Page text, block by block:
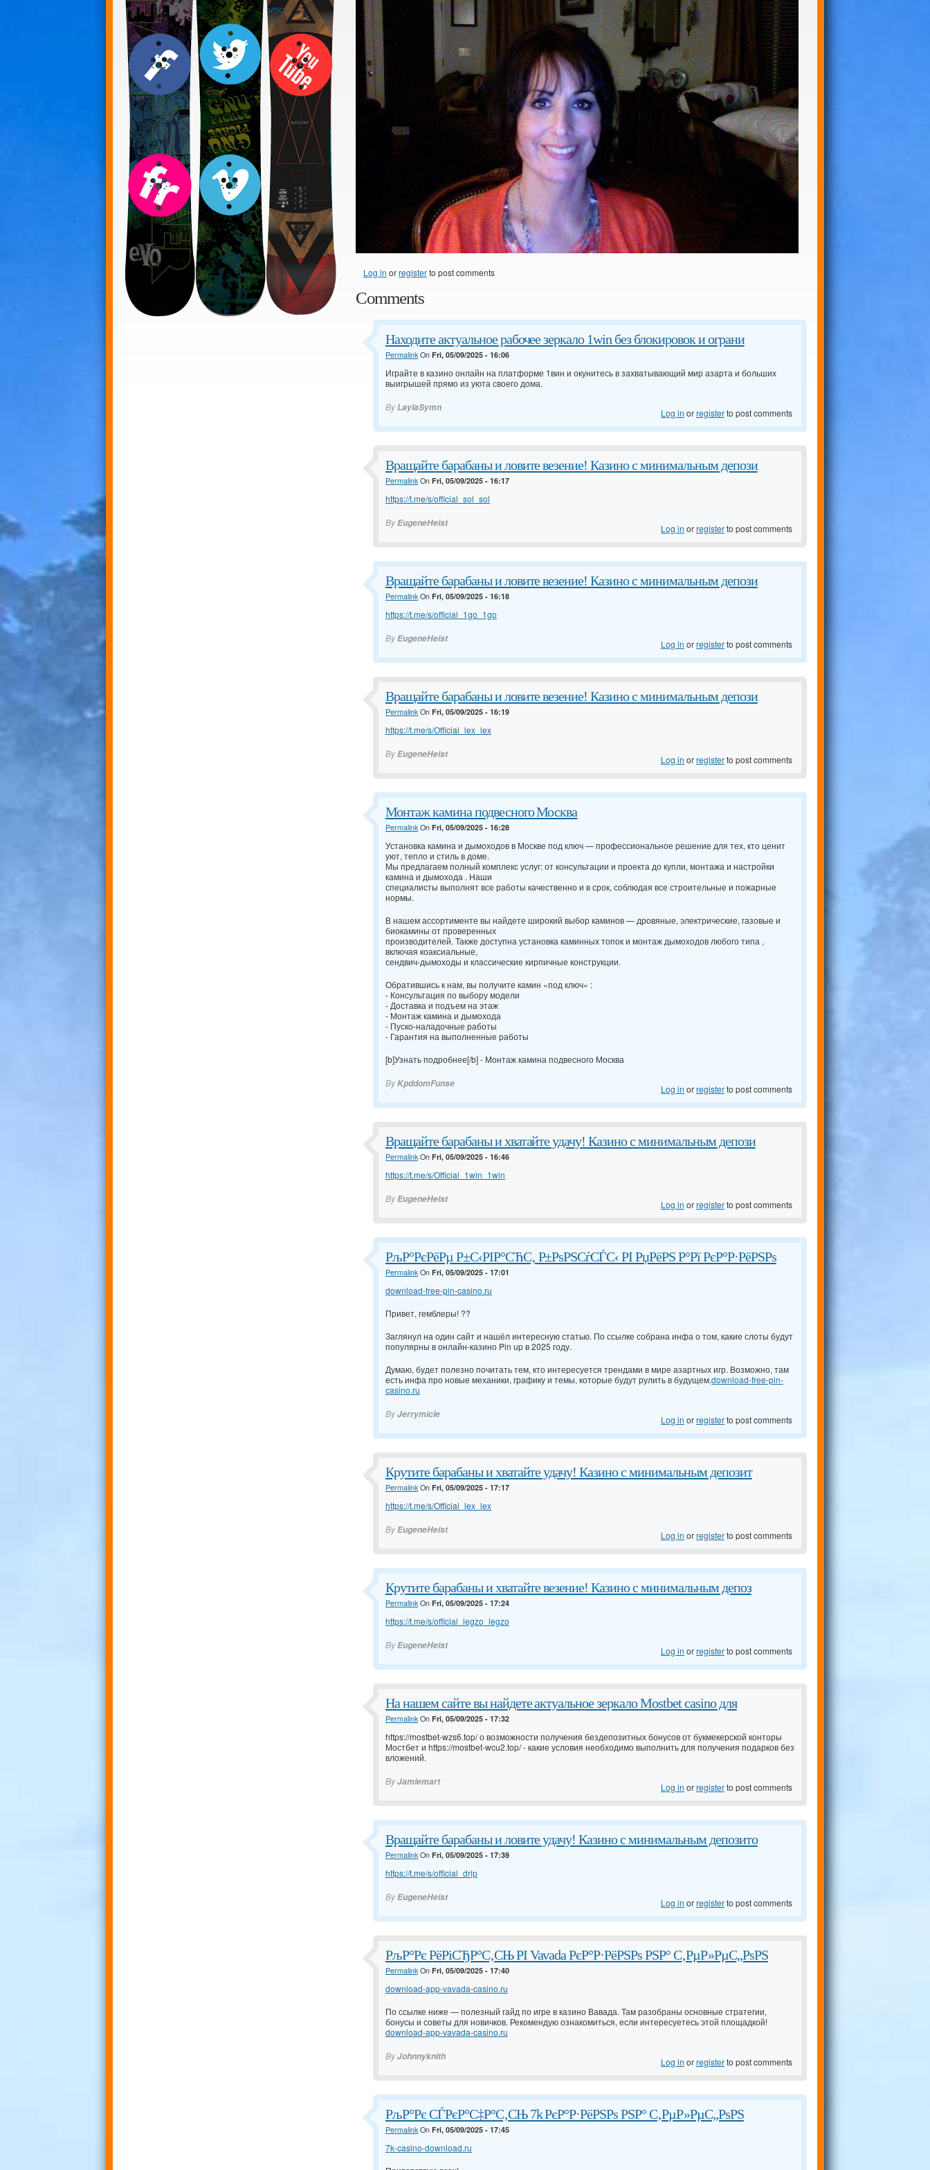
Log in orregisterto post comments
Comments
Находите актуальное рабочее зеркало 1win без блокировок и ограни
PermalinkOn Fri, 05/09/2025 - 16:06
Играйте в казино онлайн на платформе 1вин и окунитесь в захватывающий мир азарта и больших
выигрышей прямо из уюта своего дома.
ByLaylaSymn Log in orregisterto post comments
Вращайте барабаны и ловите везение! Казино с минимальным депози
PermalinkOn Fri, 05/09/2025 - 16:17
https://t.me/s/official_sol_sol
ByEugeneHeist Log in orregisterto post comments
Вращайте барабаны и ловите везение! Казино с минимальным депози
PermalinkOn Fri, 05/09/2025 - 16:18
https://t.me/s/official_1go_1go
ByEugeneHeist Log in orregisterto post comments
Вращайте барабаны и ловите везение! Казино с минимальным депози
PermalinkOn Fri, 05/09/2025 - 16:19
https://t.me/s/Official_lex_lex
ByEugeneHeist Log in orregisterto post comments
Монтаж камина подвесного Москва
PermalinkOn Fri, 05/09/2025 - 16:28
Установка камина и дымоходов в Москве под ключ — профессиональное решение для тех, кто ценит
уют, тепло и стиль в доме.
Мы предлагаем полный комплекс услуг: от консультации и проекта до купли, монтажа и настройки
камина и дымохода . Наши
специалисты выполнят все работы качественно и в срок, соблюдая все строительные и пожарные
нормы.
В нашем ассортименте вы найдете широкий выбор каминов — дровяные, электрические, газовые и
биокамины от проверенных
производителей. Также доступна установка каминных топок и монтаж дымоходов любого типа ,
включая коаксиальные,
сендвич-дымоходы и классические кирпичные конструкции.
Обратившись к нам, вы получите камин «под ключ» :
- Консультация по выбору модели
- Доставка и подъем на этаж
- Монтаж камина и дымохода
- Пуско-наладочные работы
- Гарантия на выполненные работы
[b]Узнать подробнее[/b] - Монтаж камина подвесного Москва
ByKpddomFunse Log in orregisterto post comments
Вращайте барабаны и хватайте удачу! Казино с минимальным депози
PermalinkOn Fri, 05/09/2025 - 16:46
https://t.me/s/Official_1win_1win
ByEugeneHeist Log in orregisterto post comments
РљР°РєРёРµ Р±С‹РІР°СЋС‚ Р±РѕРЅСѓСЃС‹ РІ РџРёРЅ Р°Рї РєР°Р·РёРЅРѕ
PermalinkOn Fri, 05/09/2025 - 17:01
download-free-pin-casino.ru
Привет, гемблеры! ??
Заглянул на один сайт и нашёл интересную статью. По ссылке собрана инфа о том, какие слоты будут
популярны в онлайн-казино Pin up в 2025 году.
Думаю, будет полезно почитать тем, кто интересуется трендами в мире азартных игр. Возможно, там
есть инфа про новые механики, графику и темы, которые будут рулить в будущем.download-free-pin-
casino.ru
ByJerrymicle Log in orregisterto post comments
Крутите барабаны и хватайте удачу! Казино с минимальным депозит
PermalinkOn Fri, 05/09/2025 - 17:17
https://t.me/s/Official_lex_lex
ByEugeneHeist Log in orregisterto post comments
Крутите барабаны и хватайте везение! Казино с минимальным депоз
PermalinkOn Fri, 05/09/2025 - 17:24
https://t.me/s/official_legzo_legzo
ByEugeneHeist Log in orregisterto post comments
На нашем сайте вы найдете актуальное зеркало Mostbet casino для
PermalinkOn Fri, 05/09/2025 - 17:32
https://mostbet-wzs6.top/ о возможности получения бездепозитных бонусов от букмекерской конторы
Мостбет и https://mostbet-wcu2.top/ - какие условия необходимо выполнить для получения подарков без
вложений.
ByJamiemart Log in orregisterto post comments
Вращайте барабаны и ловите удачу! Казино с минимальным депозито
PermalinkOn Fri, 05/09/2025 - 17:39
https://t.me/s/official_drip
ByEugeneHeist Log in orregisterto post comments
РљР°Рє РёРіСЂР°С‚СЊ РІ Vavada РєР°Р·РёРЅРѕ РЅР° С‚РµР»РµС„РѕРЅ
PermalinkOn Fri, 05/09/2025 - 17:40
download-app-vavada-casino.ru
По ссылке ниже — полезный гайд по игре в казино Вавада. Там разобраны основные стратегии,
бонусы и советы для новичков. Рекомендую ознакомиться, если интересуетесь этой площадкой!
download-app-vavada-casino.ru
ByJohnnyknith Log in orregisterto post comments
РљР°Рє СЃРєР°С‡Р°С‚СЊ 7k РєР°Р·РёРЅРѕ РЅР° С‚РµР»РµС„РѕРЅ
PermalinkOn Fri, 05/09/2025 - 17:45
7k-casino-download.ru